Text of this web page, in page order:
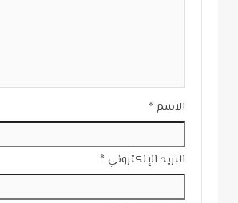
الاسم *
البريد الإلكتروني *